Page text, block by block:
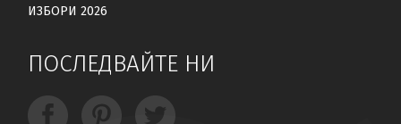
ИЗБОРИ 2026
ПОСЛЕДВАЙТЕ НИ